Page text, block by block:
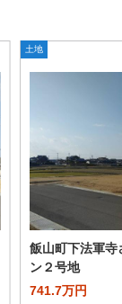
土地
飯山町下法軍寺
ン２号地
741.7万円